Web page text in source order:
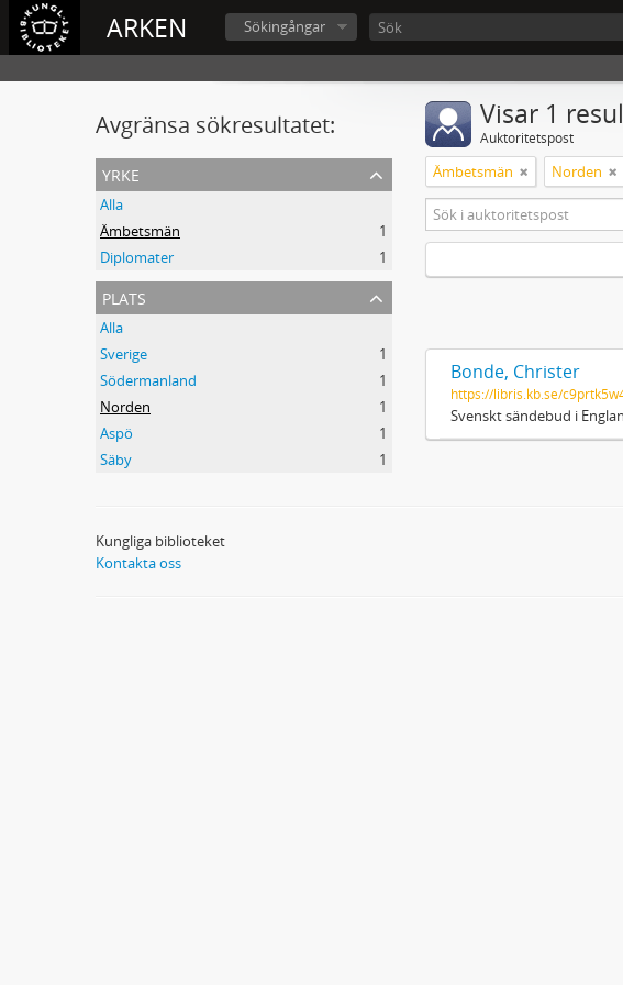
ARKEN Sökingångar
Avgränsa sökresultatet:
yrke
Alla
Ämbetsmän
1
Diplomater
1
plats
Alla
Sverige
1
Södermanland
1
Norden
1
Aspö
1
Säby
1
Visar 1
Auktoritetspost
Ämbetsmän Norden
Bonde, Christer
https://libris.kb.se/
Svenskt sändebud i
Kungliga biblioteket
Kontakta oss